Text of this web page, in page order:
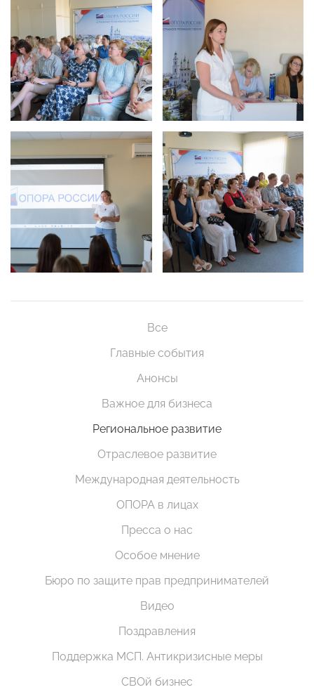
Все
Главные события
Анонсы
Важное для бизнеса
Региональное развитие
Отраслевое развитие
Международная деятельность
ОПОРА в лицах
Пресса о нас
Особое мнение
Бюро по защите прав предпринимателей
Видео
Поздравления
Поддержка МСП. Антикризисные меры
СВОй бизнес